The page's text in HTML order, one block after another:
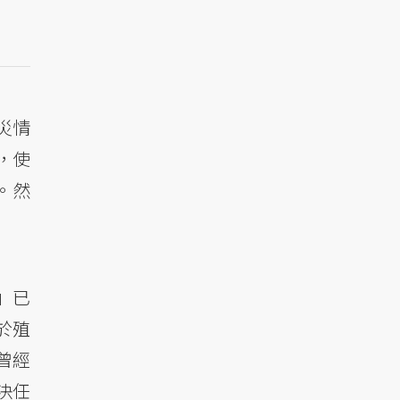
情
使
然
已
殖
經
任